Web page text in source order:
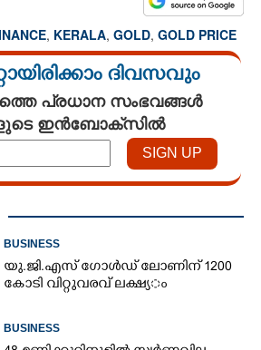
, KERALA, GOLD, GOLD PRICE
ദിവസവും
പ്രധാന സംഭവങ്ങൾ
ഇൻബോക്സിൽ
BUSINESS
യു.​ജി.​എ​സ് ​ഗോ​ൾ​ഡ് ​ലോണിന് 1200​ ​
കോ​ടി​ ​വി​റ്റു​വ​ര​വ് ​ല​ക്ഷ്യ​ം
BUSINESS